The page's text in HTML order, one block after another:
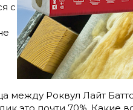
с
между Роквул Лайт